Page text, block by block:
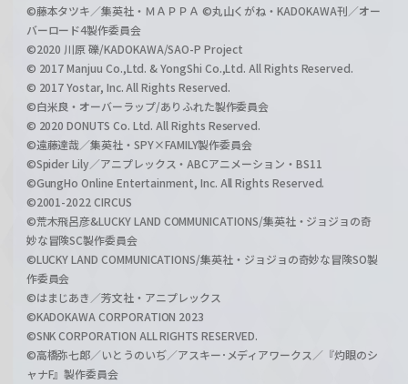
©藤本タツキ／集英社・ＭＡＰＰＡ ©丸山くがね・KADOKAWA刊／オー
バーロード4製作委員会
©2020 川原 礫/KADOKAWA/SAO-P Project
© 2017 Manjuu Co.,Ltd. & YongShi Co.,Ltd. All Rights Reserved.
© 2017 Yostar, Inc. All Rights Reserved.
©白米良・オーバーラップ/ありふれた製作委員会
© 2020 DONUTS Co. Ltd. All Rights Reserved.
©遠藤達哉／集英社・SPY×FAMILY製作委員会
©Spider Lily／アニプレックス・ABCアニメーション・BS11
©GungHo Online Entertainment, Inc. All Rights Reserved.
©2001-2022 CIRCUS
©荒木飛呂彦&LUCKY LAND COMMUNICATIONS/集英社・ジョジョの奇
妙な冒険SC製作委員会
©LUCKY LAND COMMUNICATIONS/集英社・ジョジョの奇妙な冒険SO製
作委員会
©はまじあき／芳文社・アニプレックス
©KADOKAWA CORPORATION 2023
©SNK CORPORATION ALL RIGHTS RESERVED.
©高橋弥七郎／いとうのいぢ／アスキー･メディアワークス／『灼眼のシ
ャナF』製作委員会